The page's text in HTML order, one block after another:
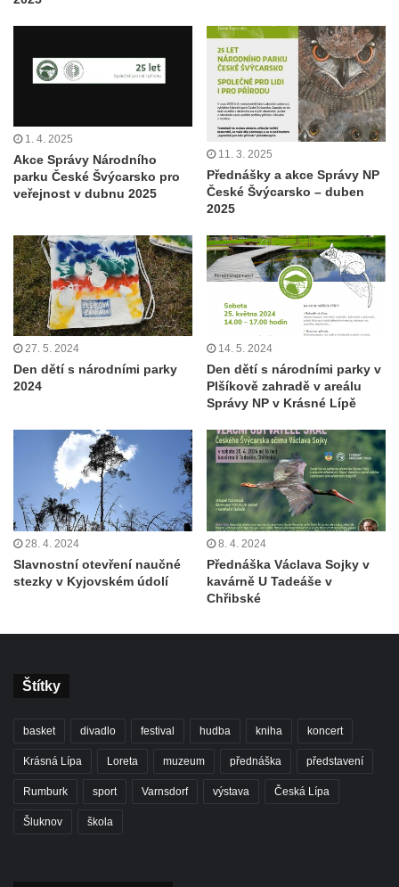
1. 4. 2025
Akce Správy Národního
parku České Švýcarsko pro
veřejnost v dubnu 2025
11. 3. 2025
Přednášky a akce Správy NP
České Švýcarsko – duben
2025
27. 5. 2024
Den dětí s národními parky
2024
14. 5. 2024
Den dětí s národními parky v
Plšíkově zahradě v areálu
Správy NP v Krásné Lípě
28. 4. 2024
Slavnostní otevření naučné
stezky v Kyjovském údolí
8. 4. 2024
Přednáška Václava Sojky v
kavárně U Tadeáše v
Chřibské
Štítky
basket divadlo festival hudba kniha koncert
Krásná Lípa Loreta muzeum přednáška představení
Rumburk sport Varnsdorf výstava Česká Lípa
Šluknov škola